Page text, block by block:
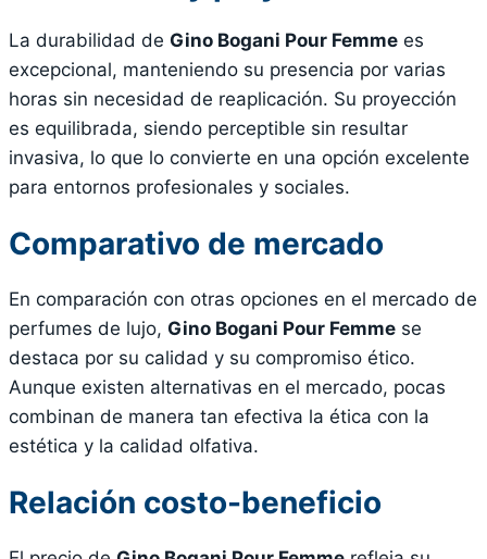
La durabilidad de Gino Bogani Pour Femme es
excepcional, manteniendo su presencia por varias
horas sin necesidad de reaplicación. Su proyección
es equilibrada, siendo perceptible sin resultar
invasiva, lo que lo convierte en una opción excelente
para entornos profesionales y sociales.
Comparativo de mercado
En comparación con otras opciones en el mercado de
perfumes de lujo, Gino Bogani Pour Femme se
destaca por su calidad y su compromiso ético.
Aunque existen alternativas en el mercado, pocas
combinan de manera tan efectiva la ética con la
estética y la calidad olfativa.
Relación costo-beneficio